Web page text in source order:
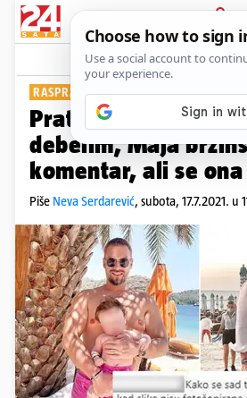
PRIJAVA
Show
RASPRAVA O PHOTOSHOPU
Pratiteljica je
debelim, Maja
komentar, ali se
Piše Neva Serdarević, subota, 17.7.2021. u